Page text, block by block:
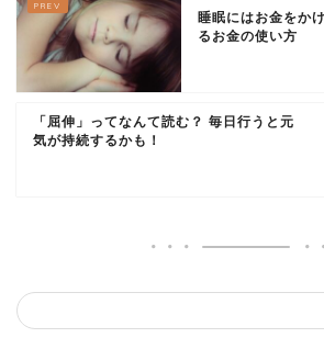
睡眠にはお金をか
るお金の使い方
「屈伸」ってなんて読む？ 毎日行うと元
気が持続するかも！